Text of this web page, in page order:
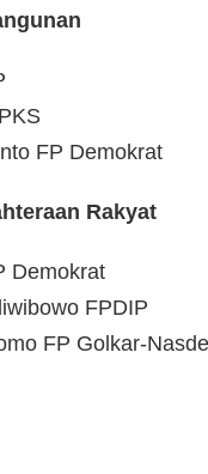
FP Demokrat
Rakyat
Demokrat
FPDIP
FP Golkar-